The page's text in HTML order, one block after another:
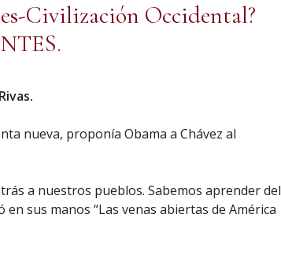
Civilización Occidental?
nueva, proponía Obama a Chávez al
a nuestros pueblos. Sabemos aprender del
sus manos “Las venas abiertas de América